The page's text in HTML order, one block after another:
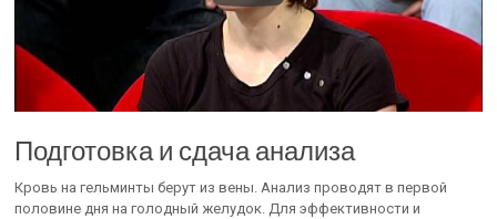
Подготовка и сдача анализа
Кровь на гельминты берут из вены. Анализ проводят в первой
половине дня на голодный желудок. Для эффективности и